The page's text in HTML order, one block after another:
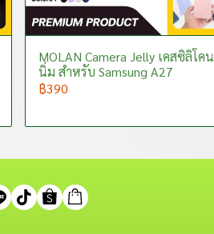
MOLAN Camera Jelly เคสซิลิโคน
นิ่ม สำหรับ Samsung A27
฿390